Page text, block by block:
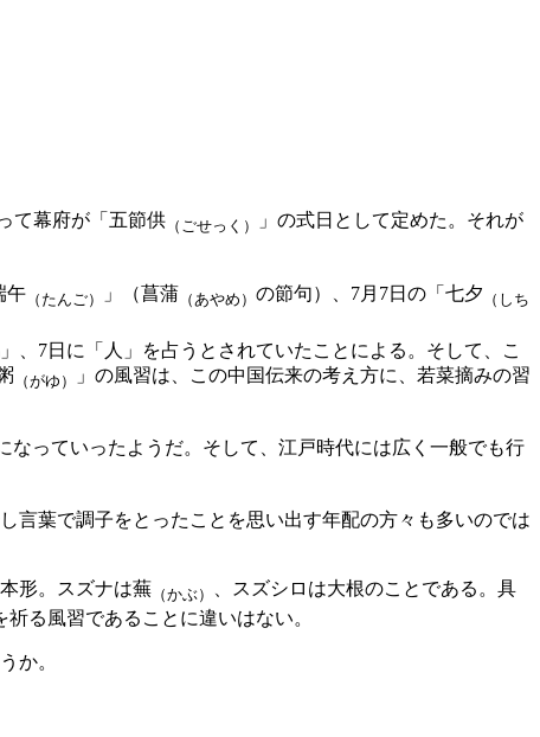
て幕府が「五節供 （ごせっく）
」の式日として定めた。それが
午 （たんご） 」（菖蒲 （あやめ） の節句）、7月7日の「七夕 （しち
、7日に「人」を占うとされていたことによる。そして、こ
（がゆ）
」の風習は、この中国伝来の考え方に、若菜摘みの習
なっていったようだ。そして、江戸時代には広く一般でも行
葉で調子をとったことを思い出す年配の方々も多いのでは
形。スズナは蕪 （かぶ）
、スズシロは大根のことである。具
る風習であることに違いはない。
か。